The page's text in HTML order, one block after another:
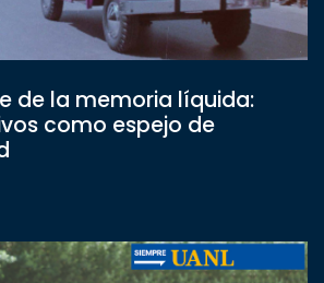
de la memoria líquida:
como espejo de